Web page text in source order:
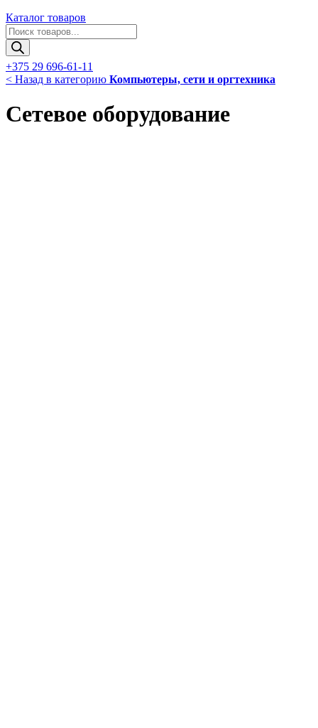
Каталог товаров
Поиск
товаров
+375 29 696-61-11
< Назад в категорию Компьютеры, сети и оргтехника
Сетевое оборудование